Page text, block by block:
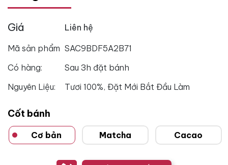
Giá Liên hệ
Mã sản phẩm SAC9BDF5A2B71
Có hàng:
Sau 3h đặt bánh
Nguyên Liệu:
Tươi 100%, Đặt Mới Bắt Đầu Làm
Cốt bánh
Cơ bản Matcha Cacao